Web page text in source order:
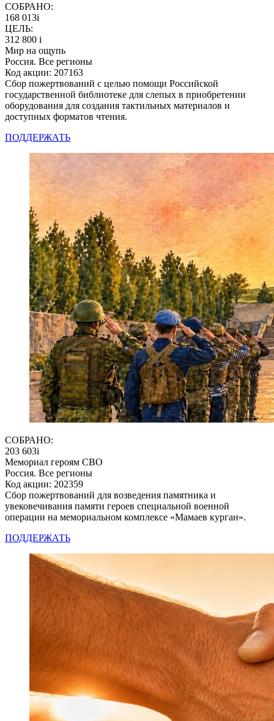
СОБРАНО:
168 013i
ЦЕЛЬ:
312 800 i
Мир на ощупь
Россия. Все регионы
Код акции: 207163
Сбор пожертвований с целью помощи Российской
государственной библиотеке для слепых в приобретении
оборудования для создания тактильных материалов и
доступных форматов чтения.
ПОДДЕРЖАТЬ
СОБРАНО:
203 603i
Мемориал героям СВО
Россия. Все регионы
Код акции: 202359
Сбор пожертвований для возведения памятника и
увековечивания памяти героев специальной военной
операции на мемориальном комплексе «Мамаев курган».
ПОДДЕРЖАТЬ